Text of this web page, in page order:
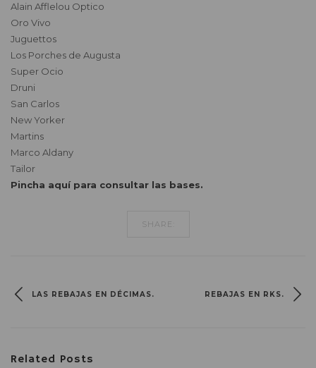
Alain Afflelou Optico
Oro Vivo
Juguettos
Los Porches de Augusta
Super Ocio
Druni
San Carlos
New Yorker
Martins
Marco Aldany
Tailor
Pincha aquí para consultar las bases.
SHARE:
LAS REBAJAS EN DÉCIMAS. REBAJAS EN RKS.
Related Posts